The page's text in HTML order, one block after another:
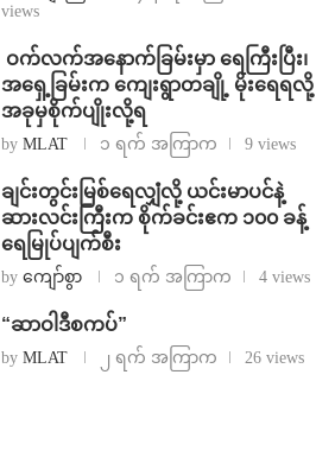
views
⁩ ⁨ဝက်လက်အနောက်ခြမ်းမှာ ရေကြီးပြီး၊
အရှေ့ခြမ်းက ကျေးရွာတချို့ မိုးရေရလို့
အခုမှစိုက်ပျိုးလို့ရ
by MLAT ၁ ရက် အကြာက 9 views
ချင်းတွင်းမြစ်ရေလျှံလို့ ယင်းမာပင်နဲ့
ဆားလင်းကြီးက စိုက်ခင်းဧက ၁၀၀ ခန့်
ရေမြုပ်ပျက်စီး
by ကျော်စွာ ၁ ရက် အကြာက 4 views
“ဆာဝါဒီစကပ်”
by MLAT ၂ ရက် အကြာက 26 views